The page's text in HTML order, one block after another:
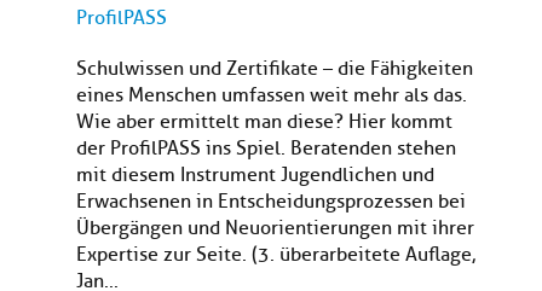
ProfilPASS
Schulwissen und Zertifikate – die Fähigkeiten
eines Menschen umfassen weit mehr als das.
Wie aber ermittelt man diese? Hier kommt
der ProfilPASS ins Spiel. Beratenden stehen
mit diesem Instrument Jugendlichen und
Erwachsenen in Entscheidungsprozessen bei
Übergängen und Neuorientierungen mit ihrer
Expertise zur Seite. (3. überarbeitete Auflage,
Jan...